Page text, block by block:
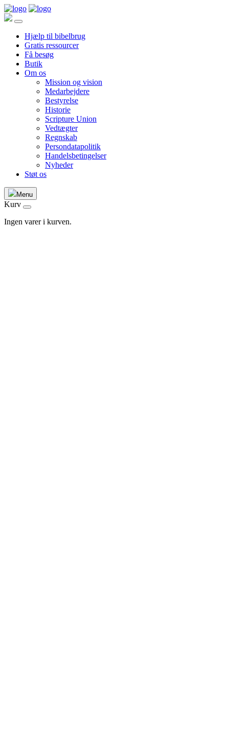
Hjælp til bibelbrug
Gratis ressourcer
Få besøg
Butik
Om os
Mission og vision
Medarbejdere
Bestyrelse
Historie
Scripture Union
Vedtægter
Regnskab
Persondatapolitik
Handelsbetingelser
Nyheder
Støt os
Menu
Kurv
Ingen varer i kurven.